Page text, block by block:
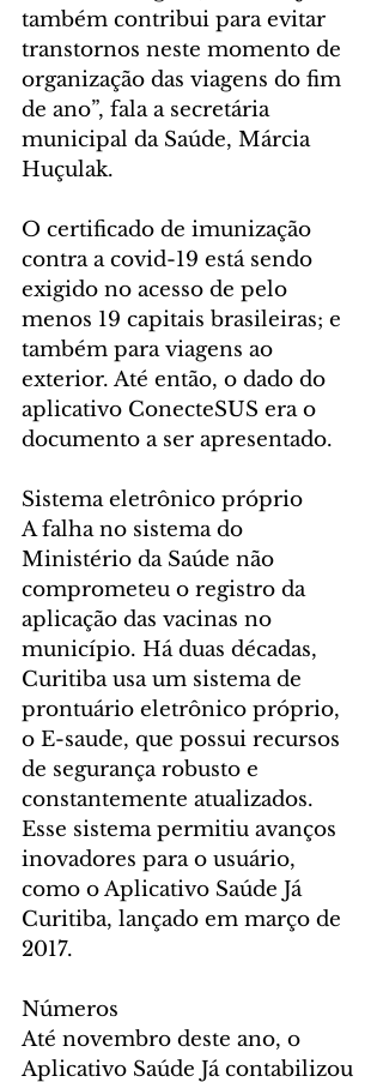
também contribui para evitar
transtornos neste momento de
organização das viagens do fim
de ano”, fala a secretária
municipal da Saúde, Márcia
Huçulak.
O certificado de imunização
contra a covid-19 está sendo
exigido no acesso de pelo
menos 19 capitais brasileiras; e
também para viagens ao
exterior. Até então, o dado do
aplicativo ConecteSUS era o
documento a ser apresentado.
Sistema eletrônico próprio
A falha no sistema do
Ministério da Saúde não
comprometeu o registro da
aplicação das vacinas no
município. Há duas décadas,
Curitiba usa um sistema de
prontuário eletrônico próprio,
o E-saude, que possui recursos
de segurança robusto e
constantemente atualizados.
Esse sistema permitiu avanços
inovadores para o usuário,
como o Aplicativo Saúde Já
Curitiba, lançado em março de
2017.
Números
Até novembro deste ano, o
Aplicativo Saúde Já contabilizou